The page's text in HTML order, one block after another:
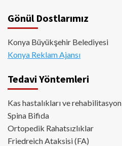
Gönül Dostlarımız
Konya Büyükşehir Belediyesi
Konya Reklam Ajansı
Tedavi Yöntemleri
Kas hastalıkları ve rehabilitasyon
Spina Bifida
Ortopedik Rahatsızlıklar
Friedreich Ataksisi (FA)